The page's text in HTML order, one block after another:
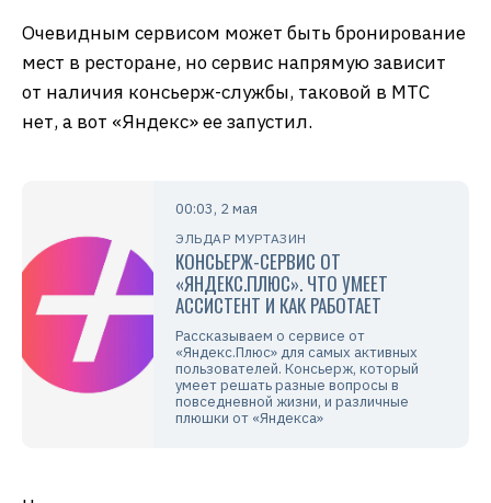
Очевидным сервисом может быть бронирование
мест в ресторане, но сервис напрямую зависит
от наличия консьерж-службы, таковой в МТС
нет, а вот «Яндекс» ее запустил.
00:03, 2 мая
ЭЛЬДАР МУРТАЗИН
КОНСЬЕРЖ-СЕРВИС ОТ
«ЯНДЕКС.ПЛЮС». ЧТО УМЕЕТ
АССИСТЕНТ И КАК РАБОТАЕТ
Рассказываем о сервисе от
«Яндекс.Плюс» для самых активных
пользователей. Консьерж, который
умеет решать разные вопросы в
повседневной жизни, и различные
плюшки от «Яндекса»